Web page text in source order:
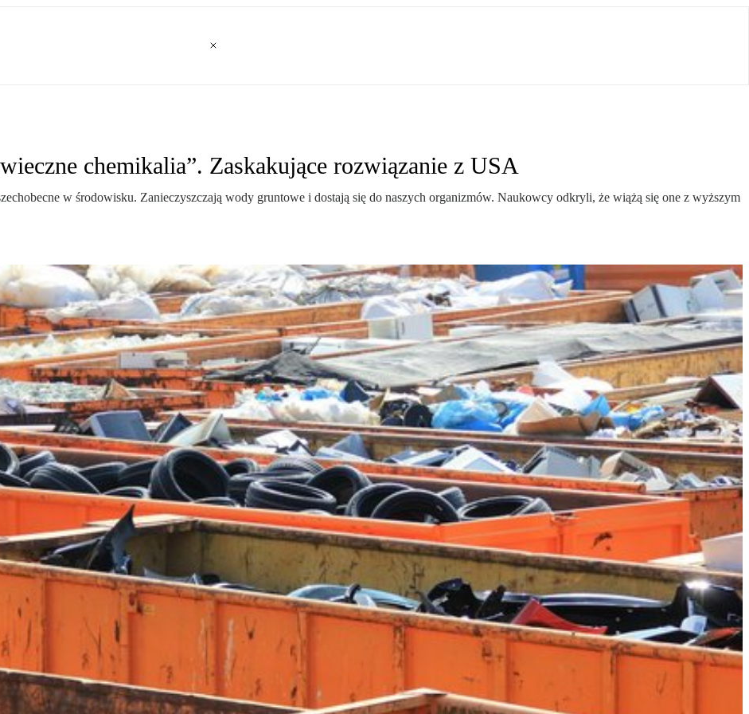
chemikalia”. Zaskakujące rozwiązanie z USA
w środowisku. Zanieczyszczają wody gruntowe i dostają się do naszych organizmów. Naukowcy odkryli, że wiążą się one z wyższym